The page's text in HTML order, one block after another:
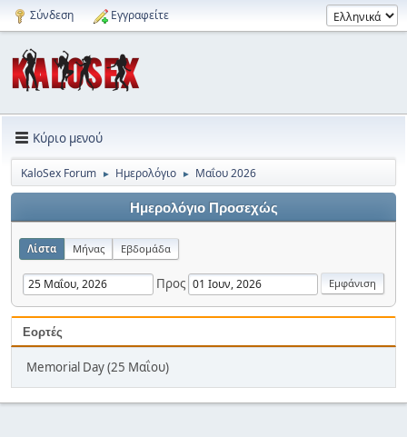
Σύνδεση Εγγραφείτε
Κύριο μενού
KaloSex Forum ► Ημερολόγιο ► Μαΐου 2026
Ημερολόγιο Προσεχώς
Λίστα Μήνας Εβδομάδα
Προς
Εορτές
Memorial Day (25 Μαΐου)